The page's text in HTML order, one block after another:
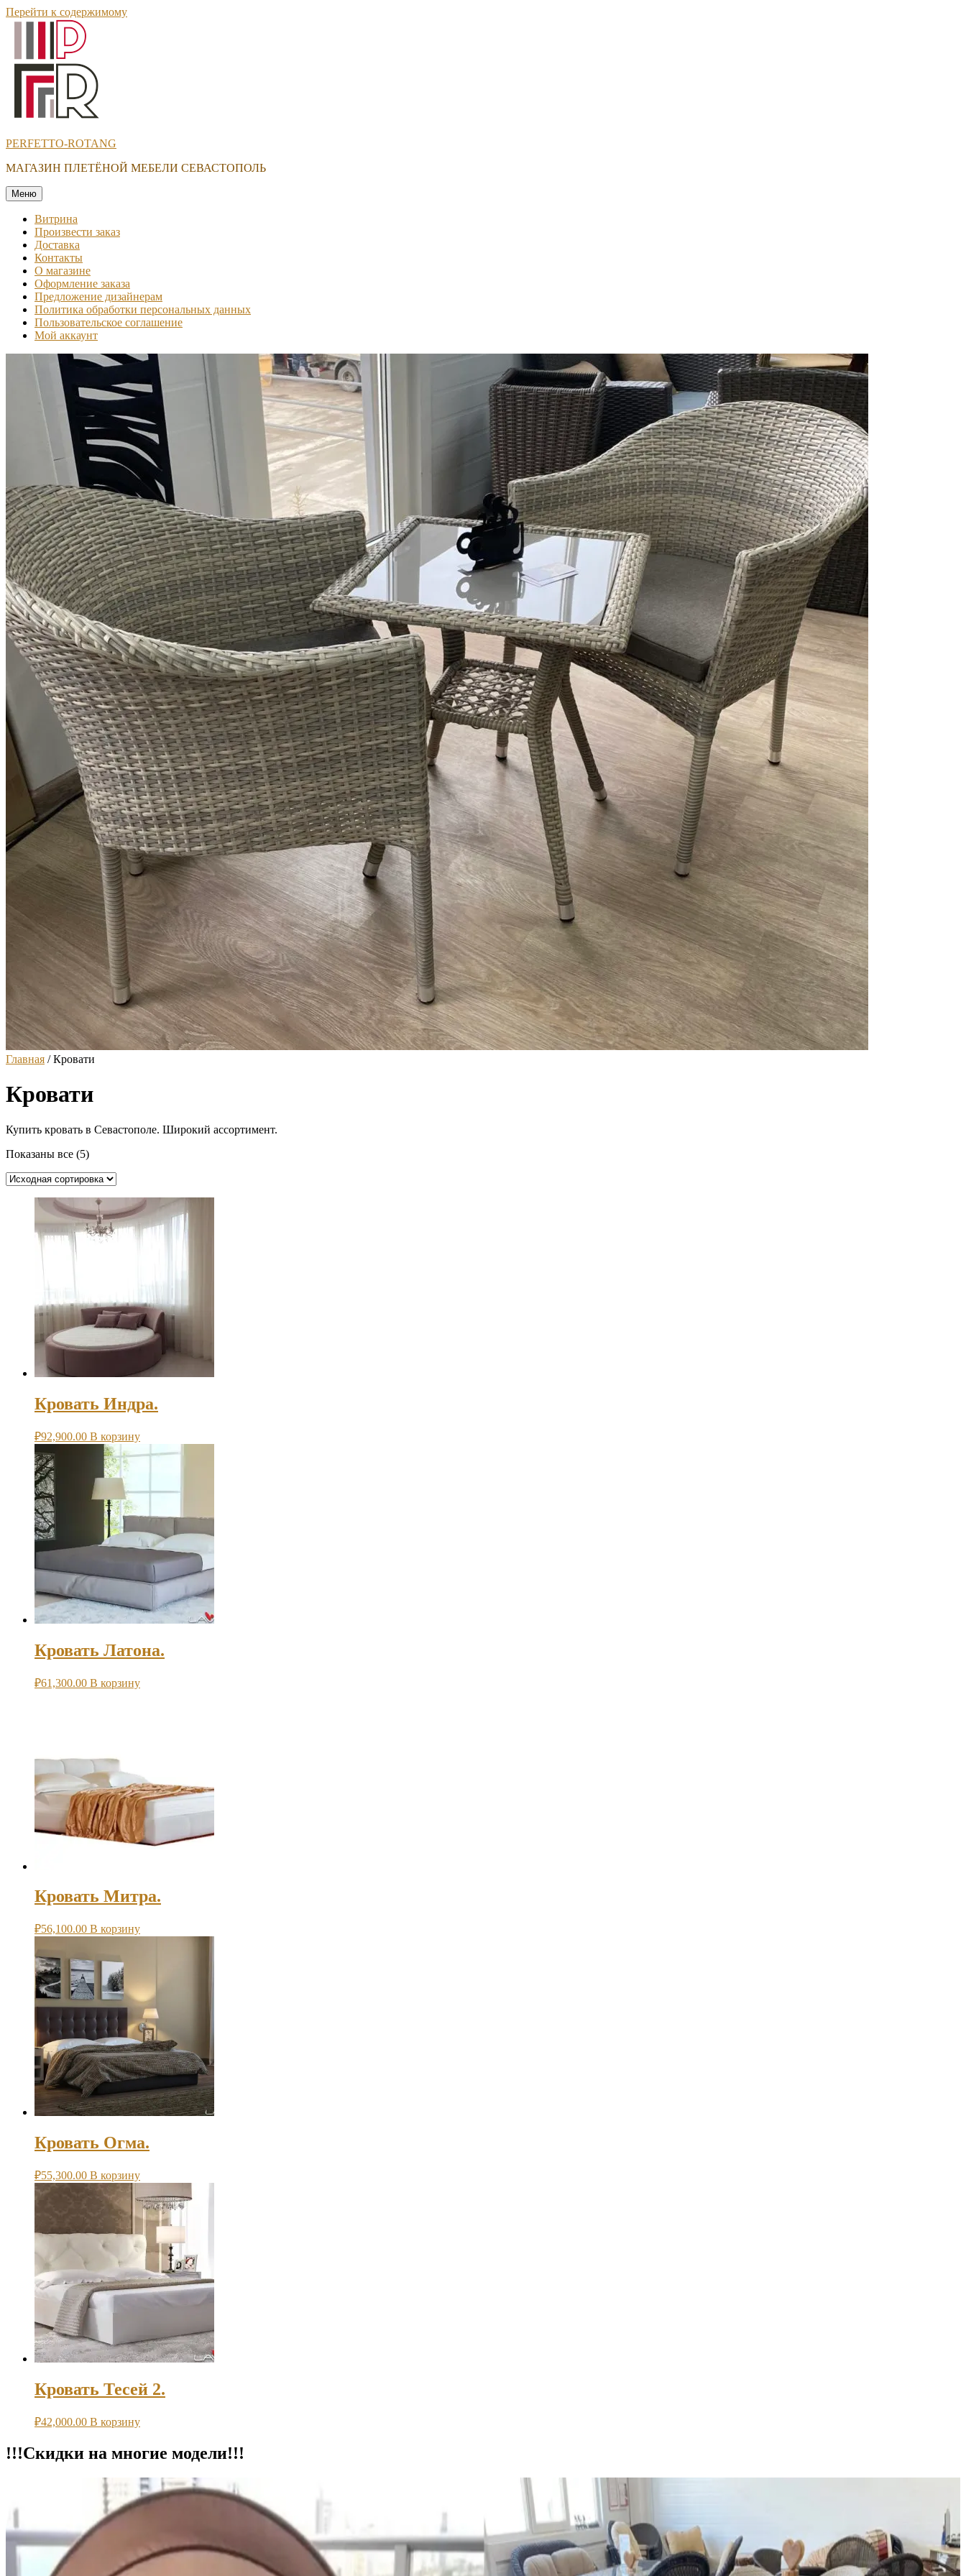
Перейти к содержимому
PERFETTO-ROTANG
МАГАЗИН ПЛЕТЁНОЙ МЕБЕЛИ СЕВАСТОПОЛЬ
Меню
Витрина
Произвести заказ
Доставка
Контакты
О магазине
Оформление заказа
Предложение дизайнерам
Политика обработки персональных данных
Пользовательское соглашение
Мой аккаунт
Главная / Кровати
Кровати
Купить кровать в Севастополе. Широкий ассортимент.
Показаны все (5)
Кровать Индра.
₽92,900.00 В корзину
Кровать Латона.
₽61,300.00 В корзину
Кровать Митра.
₽56,100.00 В корзину
Кровать Огма.
₽55,300.00 В корзину
Кровать Тесей 2.
₽42,000.00 В корзину
!!!Скидки на многие модели!!!